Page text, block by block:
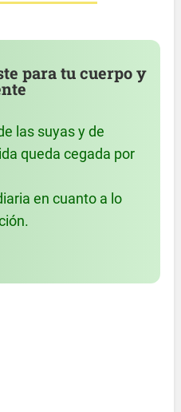
para tu cuerpo y
las suyas y de
queda cegada por
en cuanto a lo